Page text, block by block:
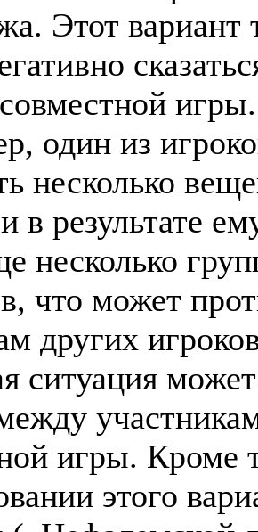
Этот вариант
игры.
один из
несколько
в результате
несколько
что может
других
ситуация
игры. Кроме
этого